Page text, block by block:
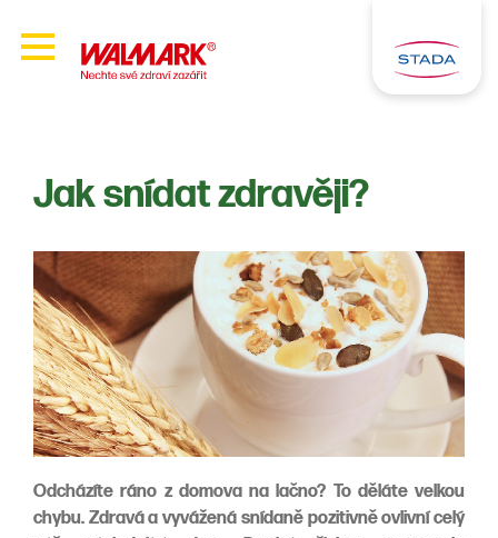
Jak snídat zdravěji?
Odcházíte ráno z domova na lačno? To děláte velkou
chybu. Zdravá a vyvážená snídaně pozitivně ovlivní celý